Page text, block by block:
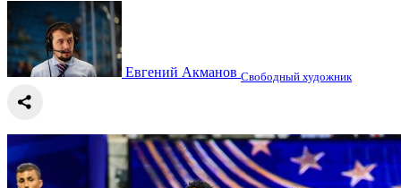
Евгений Акманов Свободный художник